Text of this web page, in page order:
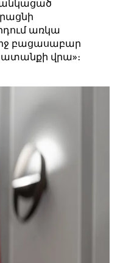
առկա
բացասաբար
վրա»։